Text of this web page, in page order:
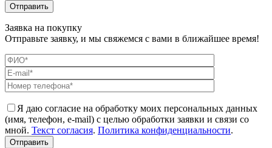
Заявка на покупку
Отправьте заявку, и мы свяжемся с вами в ближайшее время!
Я даю согласие на обработку моих персональных данных
(имя, телефон, e-mail) с целью обработки заявки и связи со
мной. Текст согласия. Политика конфиденциальности.